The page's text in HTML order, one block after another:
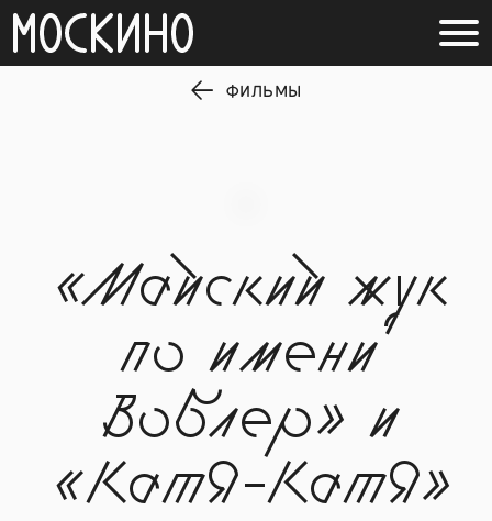
ФИЛЬМЫ
«Майский жук
по имени
Воблер» и
«Катя-Катя»